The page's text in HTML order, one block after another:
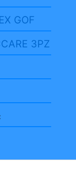
GOF
3PZ